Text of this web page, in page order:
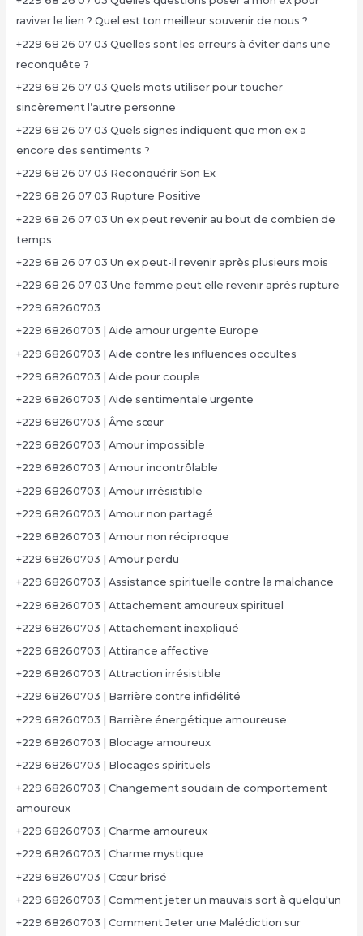
raviver le lien ? Quel est ton meilleur souvenir de nous ?
+229 68 26 07 03 Quelles sont les erreurs à éviter dans une
reconquête ?
+229 68 26 07 03 Quels mots utiliser pour toucher
sincèrement l’autre personne
+229 68 26 07 03 Quels signes indiquent que mon ex a
encore des sentiments ?
+229 68 26 07 03 Reconquérir Son Ex
+229 68 26 07 03 Rupture Positive
+229 68 26 07 03 Un ex peut revenir au bout de combien de
temps
+229 68 26 07 03 Un ex peut-il revenir après plusieurs mois
+229 68 26 07 03 Une femme peut elle revenir après rupture
+229 68260703
+229 68260703 | Aide amour urgente Europe
+229 68260703 | Aide contre les influences occultes
+229 68260703 | Aide pour couple
+229 68260703 | Aide sentimentale urgente
+229 68260703 | Âme sœur
+229 68260703 | Amour impossible
+229 68260703 | Amour incontrôlable
+229 68260703 | Amour irrésistible
+229 68260703 | Amour non partagé
+229 68260703 | Amour non réciproque
+229 68260703 | Amour perdu
+229 68260703 | Assistance spirituelle contre la malchance
+229 68260703 | Attachement amoureux spirituel
+229 68260703 | Attachement inexpliqué
+229 68260703 | Attirance affective
+229 68260703 | Attraction irrésistible
+229 68260703 | Barrière contre infidélité
+229 68260703 | Barrière énergétique amoureuse
+229 68260703 | Blocage amoureux
+229 68260703 | Blocages spirituels
+229 68260703 | Changement soudain de comportement
amoureux
+229 68260703 | Charme amoureux
+229 68260703 | Charme mystique
+229 68260703 | Cœur brisé
+229 68260703 | Comment jeter un mauvais sort à quelqu'un
+229 68260703 | Comment Jeter une Malédiction sur